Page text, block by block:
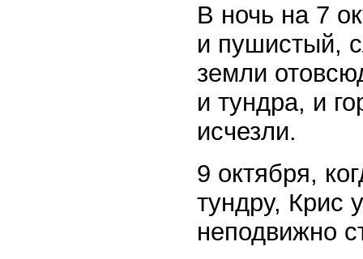
В ночь на 7
и пушистый,
земли
и тундра, и
исчезли.
9 октября,
тундру, Крис
неподвижно